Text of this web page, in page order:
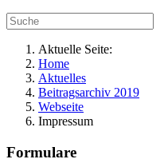
Aktuelle Seite:
Home
Aktuelles
Beitragsarchiv 2019
Webseite
Impressum
Formulare